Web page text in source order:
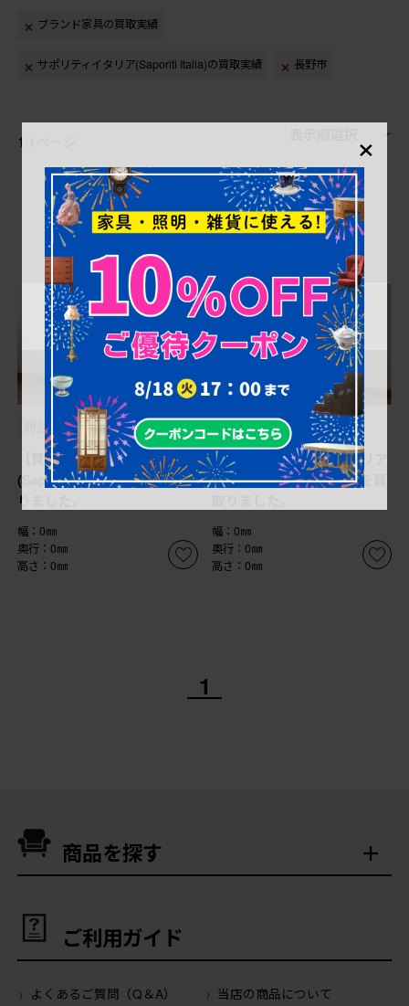
ブランド家具の買取実績
サポリティイタリア(Saporiti Italia)の買取実績 長野市
1/1ページ
1
商品番号 B-065460
【買取】サポリティイタリア
(Saporiti Italia) 椅子を買取
りました。
幅：0㎜
奥行：0㎜
高さ：0㎜
商品番号 B-065459
【買取】サポリティイタリア
(Saporiti Italia) チェアを買
幅：0㎜
奥行：0㎜
高さ：0㎜
1
商品を探す
ご利用ガイド
よくあるご質問（Q＆A）
当店の商品について
×